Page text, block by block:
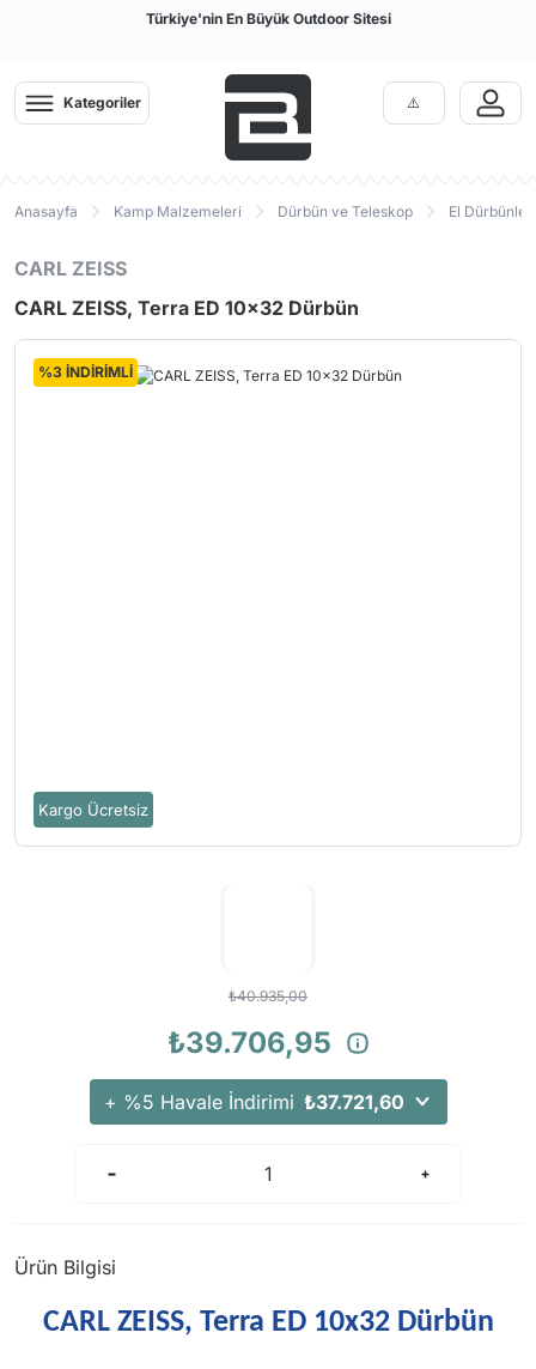
Türkiye'nin En Büyük Outdoor Sitesi
Kategoriler
Anasayfa Kamp Malzemeleri Dürbün ve Teleskop El Dürbünleri
CARL ZEISS
CARL ZEISS, Terra ED 10x32 Dürbün
Kargo Ücretsiz
%3 İNDİRİMLİ
₺40.935,00
₺39.706,95
+ %5 Havale İndirimi ₺37.721,60
Ürün Bilgisi
CARL ZEISS, Terra ED 10x32 Dürbün